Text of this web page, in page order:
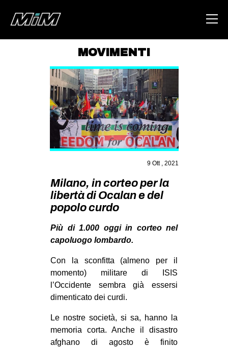
ABOUT
AREA
DEGENERAZIONE
GAZA FREESTYLE
MSM
STUDENTI TSUNAMI
ZAM
MILANO
SPAZI
SPORT POPOLARE
AMBIENTE
ANTIFASCISMO
MOVIMENTI
9 Ott , 2021
Milano, in corteo per la
libertà di Ocalan e del
popolo curdo
Più di 1.000 oggi in corteo nel
capoluogo lombardo.
Con la sconfitta (almeno per il
momento) militare di ISIS
l’Occidente sembra già essersi
dimenticato dei curdi.
Le nostre società, si sa, hanno la
memoria corta. Anche il disastro
afghano di agosto è finito